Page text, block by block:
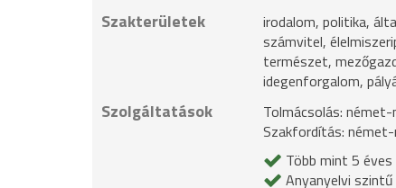
Szakterületek
irodalom, politika,
számvitel,
természet,
idegenforgalom,
Szolgáltatások
Tolmácsolás:
Szakfordítás:
Több mint 5
Anyanyelvi